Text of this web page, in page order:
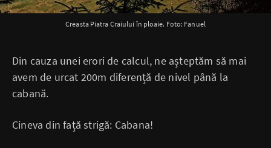
Creasta Piatra Craiului în ploaie. Foto: Fanuel
Din cauza unei erori de calcul, ne așteptăm să mai
avem de urcat 200m diferență de nivel până la
cabană.
Cineva din față strigă: Cabana!